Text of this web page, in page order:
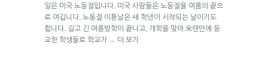
일은 미국 노동절입니다. 미국 사람들은 노동절을 여름의 끝으
로 여깁니다. 노동절 이튿날은 새 학년이 시작되는 날이기도
합니다. 길고 긴 여름방학이 끝나고, 개학을 맞아 오랜만에 등
교한 학생들로 학교가 → 더 보기